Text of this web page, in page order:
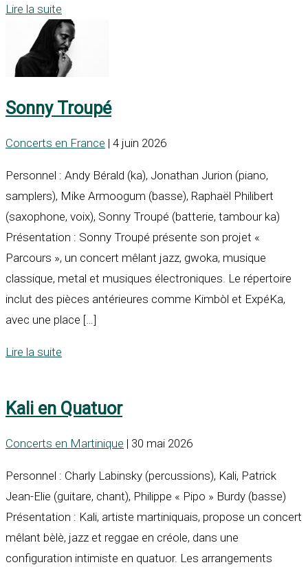
Lire la suite
Sonny Troupé
Concerts en France | 4 juin 2026
Personnel : Andy Bérald (ka), Jonathan Jurion (piano,
samplers), Mike Armoogum (basse), Raphaël Philibert
(saxophone, voix), Sonny Troupé (batterie, tambour ka)
Présentation : Sonny Troupé présente son projet «
Parcours », un concert mêlant jazz, gwoka, musique
classique, metal et musiques électroniques. Le répertoire
inclut des pièces antérieures comme Kimbòl et ExpéKa,
avec une place […]
Lire la suite
Kali en Quatuor
Concerts en Martinique | 30 mai 2026
Personnel : Charly Labinsky (percussions), Kali, Patrick
Jean-Elie (guitare, chant), Philippe « Pipo » Burdy (basse)
Présentation : Kali, artiste martiniquais, propose un concert
mêlant bèlè, jazz et reggae en créole, dans une
configuration intimiste en quatuor. Les arrangements